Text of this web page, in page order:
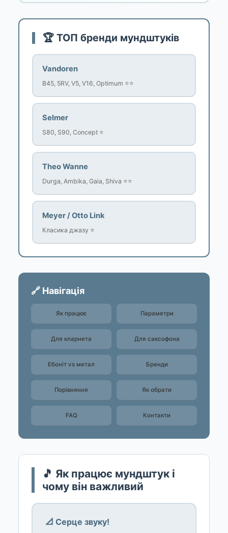
🏆 ТОП бренди мундштуків
Vandoren
B45, 5RV, V5, V16, Optimum ⭐⭐
Selmer
S80, S90, Concept ⭐
Theo Wanne
Durga, Ambika, Gaia, Shiva ⭐⭐
Meyer / Otto Link
Класика джазу ⭐
🔗 Навігація
Як працює Параметри
Для кларнета Для саксофона
Ебоніт vs метал Бренди
Порівняння Як обрати
FAQ Контакти
🎵 Як працює мундштук і
чому він важливий
📐 Серце звуку!